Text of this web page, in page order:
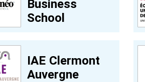
Business
School
IAE Clermont
Auvergne